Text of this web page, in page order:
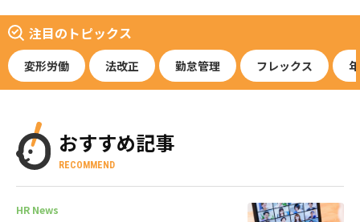
注目のトピックス
変形労働 法改正 勤怠管理 フレックス
おすすめ記事
RECOMMEND
HR News